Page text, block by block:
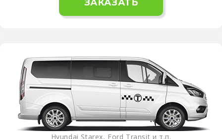
ЗАКАЗАТЬ
Hyundai Starex, Ford Transit и т.п.